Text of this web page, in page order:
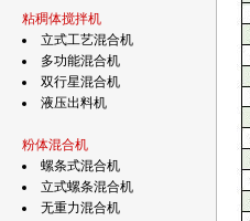
粘稠体搅拌机
立式工艺混合机
多功能混合机
双行星混合机
液压出料机
粉体混合机
螺条式混合机
立式螺条混合机
无重力混合机